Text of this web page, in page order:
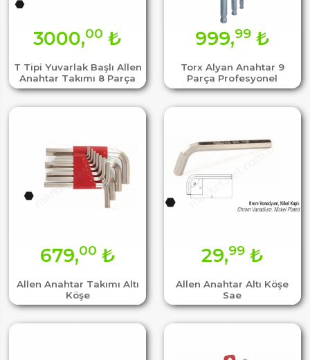
T Tipi Yuvarlak Başlı Allen
Anahtar Takımı 8 Parça
3000,00 ₺
Torx Alyan Anahtar 9
Parça Profesyonel
999,99₺
Allen Anahtar Takımı Altı
Köşe
679,00 ₺
Allen Anahtar Altı Köşe
Sae
29,99₺